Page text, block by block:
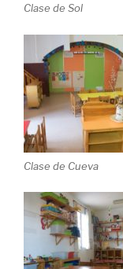
Clase de Sol
Clase de Cueva